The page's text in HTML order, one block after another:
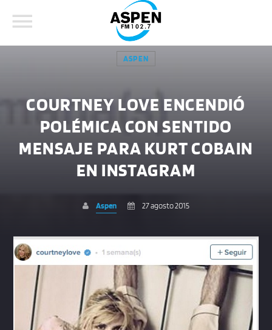
BUSCAR EN EL SITIO:
COMPARTE ESTA PÁGINA EN:
Whatsapp
ASPEN
COURTNEY LOVE ENCENDIÓ
POLÉMICA CON SENTIDO
MENSAJE PARA KURT COBAIN
EN INSTAGRAM
Aspen 27 agosto 2015